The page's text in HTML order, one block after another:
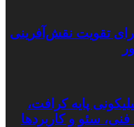
تقویت نقش‌آفرینی
پایه کرافت،
سئو و کاربردها